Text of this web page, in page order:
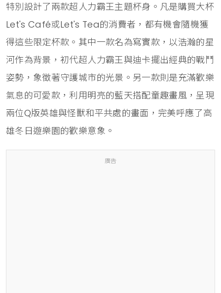
特別設計了兩款超人力霸王主題杯身。凡是購買大杯
Let's Café或Let's Tea的消費者，都有機會隨機獲
得這些限定杯款。其中一款名為寫實款，以浩瀚的星
河作為背景，初代超人力霸王與迪卡擺出經典的戰鬥
姿勢，象徵著守護城市的光景。另一款則是充滿歡樂
氣息的可愛款，利用明亮的藍天搭配童趣畫風，呈現
兩位Q版英雄與怪獸和平共處的畫面，完美呼應了高
雄冬日遊樂園的歡樂意象。
廣告